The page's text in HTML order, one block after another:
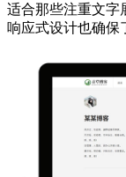
适合那些注重文字
响应式设计也确保